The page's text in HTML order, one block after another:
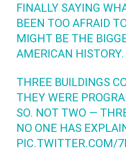
FINALLY SAYING
BEEN TOO AFRAID
MIGHT BE THE
AMERICAN HISTORY.
THREE BUILDINGS
THEY WERE
SO. NOT TWO —
NO ONE HAS
PIC.TWITTER.COM/